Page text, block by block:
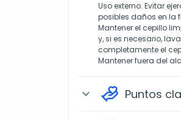
Uso externo. Evitar
posibles daños en la
Mantener el cepillo
y, si es necesario,
completamente el
Mantener fuera del
expand_more Puntos